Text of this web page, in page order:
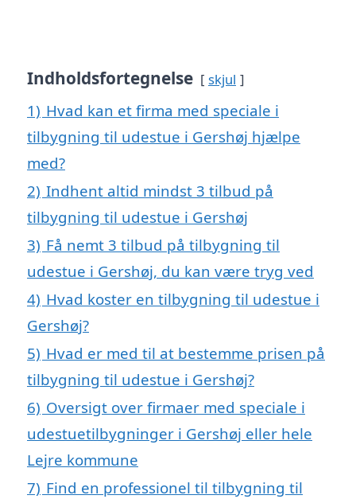
Indholdsfortegnelse skjul
1) Hvad kan et firma med speciale i
tilbygning til udestue i Gershøj hjælpe
med?
2) Indhent altid mindst 3 tilbud på
tilbygning til udestue i Gershøj
3) Få nemt 3 tilbud på tilbygning til
udestue i Gershøj, du kan være tryg ved
4) Hvad koster en tilbygning til udestue i
Gershøj?
5) Hvad er med til at bestemme prisen på
tilbygning til udestue i Gershøj?
6) Oversigt over firmaer med speciale i
udestuetilbygninger i Gershøj eller hele
Lejre kommune
7) Find en professionel til tilbygning til